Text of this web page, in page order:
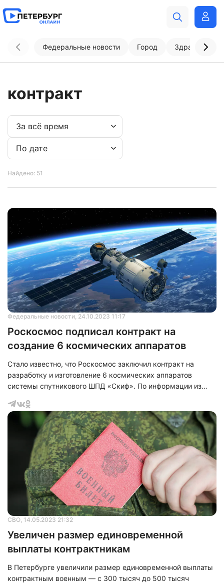
Федеральные новости Город
контракт
Найдено: 51
Федеральные новости, 24.10.2023 11:17
Роскосмос подписал контракт на
создание 6 космических аппаратов
Стало известно, что Роскосмос заключил контракт на
разработку и изготовление 6 космических аппаратов
системы спутникового ШПД «Скиф». По информации из
космические аппараты будут для федерального проекта
«Сфера». Так в прошлом году уже был запущен
демонстрационный аппарат «Скиф-Д», который сна данный
момент завершает этап летно-экспериментальной
отработки. Данный аппарат успешно защитил орбитально-
частотный ресурс системы.
СВО, 14.05.2023 21:32
Увеличен размер единовременной
выплаты контрактникам
В Петербурге увеличили размер единовременной выплаты
контрактным военным — с 300 тысяч до 500 тысяч